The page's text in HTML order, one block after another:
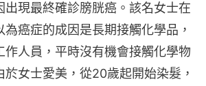
出現最終確診膀胱癌。該名女士在
癌症的成因是長期接觸化學品，
作人員，平時沒有機會接觸化學物
於女士愛美，從20歲起開始染髮，